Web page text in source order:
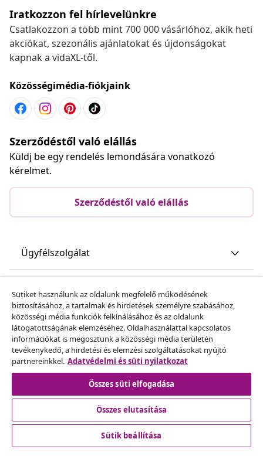
Iratkozzon fel hírlevelünkre
Csatlakozzon a több mint 700 000 vásárlóhoz, akik heti
akciókat, szezonális ajánlatokat és újdonságokat
kapnak a vidaXL-től.
Közösségimédia-fiókjaink
Szerződéstől való elállás
Küldj be egy rendelés lemondására vonatkozó
kérelmet.
Szerződéstől való elállás
Ügyfélszolgálat
vidaXL
Fedezz fel többet
© 2008-2026 vidaXL A www.vidaxl.hu a vidaXL Marketplace
Sütiket használunk az oldalunk megfelelő működésének
biztosításához, a tartalmak és hirdetések személyre szabásához,
közösségi média funkciók felkínálásához és az oldalunk
látogatottságának elemzéséhez. Oldalhasználattal kapcsolatos
információkat is megosztunk a közösségi média területén
tevékenykedő, a hirdetési és elemzési szolgáltatásokat nyújtó
partnereinkkel. Adatvédelmi és süti nyilatkozat
Összes süti elfogadása
Összes elutasítása
Sütik beállítása